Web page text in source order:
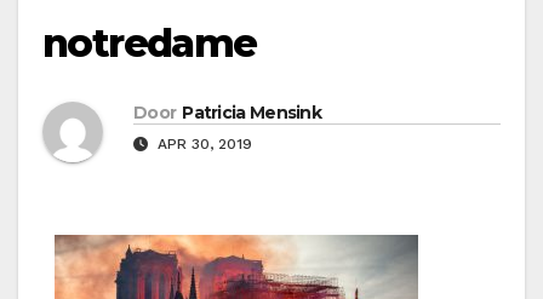
notredame
Door Patricia Mensink
APR 30, 2019